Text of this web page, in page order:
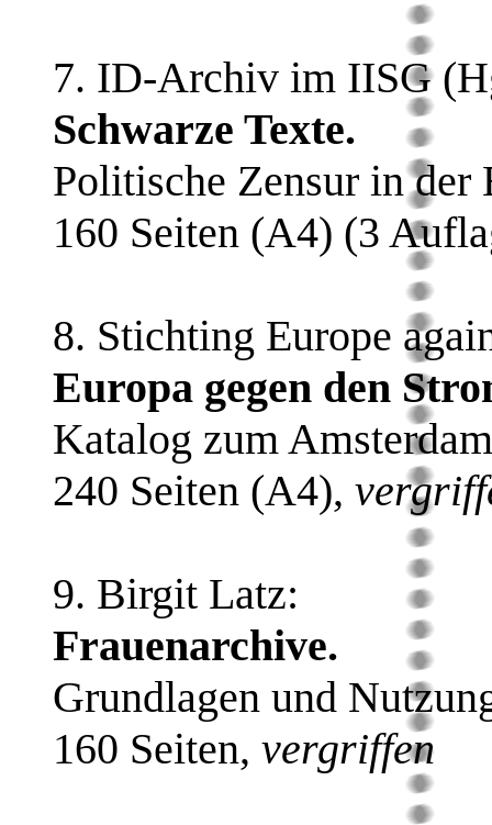
7. ID-Archiv im IISG
Schwarze Texte.
Politische Zensur in der
160 Seiten (A4) (3
8. Stichting Europe
Europa gegen den
Katalog zum
240 Seiten (A4),
9. Birgit Latz:
Frauenarchive.
Grundlagen und
160 Seiten, vergriffen